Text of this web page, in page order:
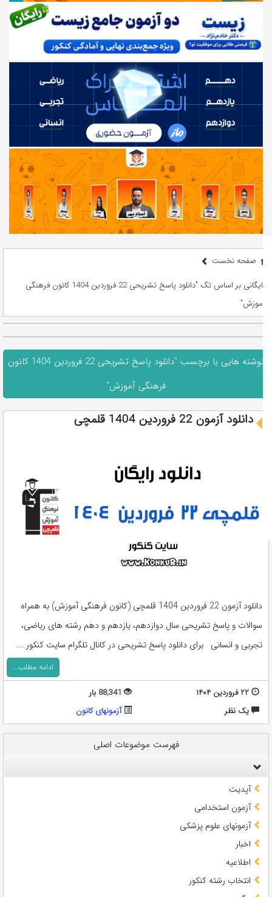
صفحه نخست
بایگانی بر اساس تگ "دانلود پاسخ تشریحی 22 فروردین 1404 کانون فرهنگی
آموزش"
نوشته هایی با برچسب "دانلود پاسخ تشریحی 22 فروردین 1404 کانون
فرهنگی آموزش"
دانلود آزمون 22 فروردین 1404 قلمچی
دانلود آزمون 22 فروردین 1404 قلمچی (کانون فرهنگی آموزش) به همراه
سوالات و پاسخ تشریحی سال دوازدهم، یازدهم و دهم رشته های ریاضی،
تجربی و انسانی برای دانلود پاسخ تشریحی در کانال تلگرام سایت کنکور ...
ادامه مطلب...
۲۲ فروردین ۱۴۰۴
88,341 بار
يک نظر
آزمونهای کانون
فهرست موضوعات اصلی
آپدیت
آزمون استخدامی
آزمونهای علوم پزشکی
اخبار
اطلاعیه
انتخاب رشته کنکور